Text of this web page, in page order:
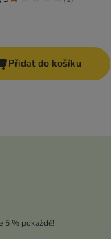
Přidat do košíku
5 % pokaždé!